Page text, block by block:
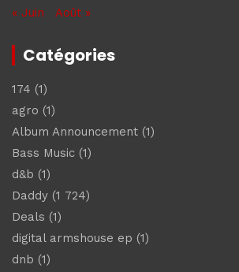
« Juin
Août »
Catégories
174 (1)
agro (1)
Album Announcement (1)
Bass Music (1)
d&b (1)
Daddy (1 724)
Deals (1)
digital armshouse ep (1)
dnb (1)